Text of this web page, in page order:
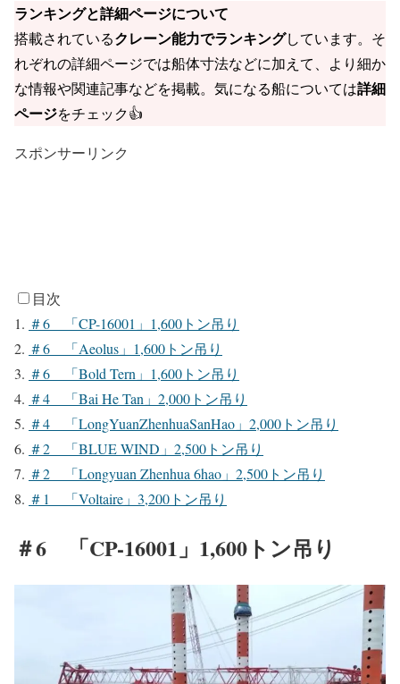
ランキングと詳細ページについて
搭載されているクレーン能力でランキングしています。そ
れぞれの詳細ページでは船体寸法などに加えて、より細か
な情報や関連記事などを掲載。気になる船については詳細
ページをチェック👍
スポンサーリンク
目次
＃6 「CP-16001」1,600トン吊り
＃6 「Aeolus」1,600トン吊り
＃6 「Bold Tern」1,600トン吊り
＃4 「Bai He Tan」2,000トン吊り
＃4 「LongYuanZhenhuaSanHao」2,000トン吊り
＃2 「BLUE WIND」2,500トン吊り
＃2 「Longyuan Zhenhua 6hao」2,500トン吊り
＃1 「Voltaire」3,200トン吊り
＃6 「CP-16001」1,600トン吊り